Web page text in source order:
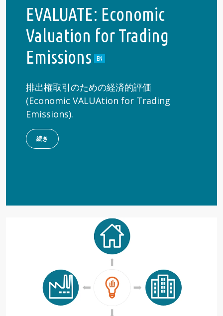
EVALUATE: Economic
Valuation for Trading
Emissions
排出権取引のための経済的評価
(Economic VALUAtion for Trading
Emissions).
続き